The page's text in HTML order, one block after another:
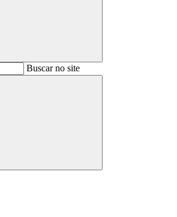
BuscarBuscar no site
Buscar